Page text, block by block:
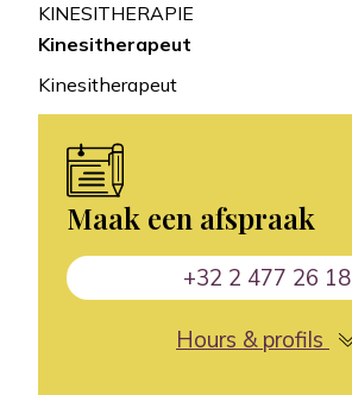
KINESITHERAPIE
Kinesitherapeut
Kinesitherapeut
Maak een afspraak
+32 2 477 26 18
Hours & profils